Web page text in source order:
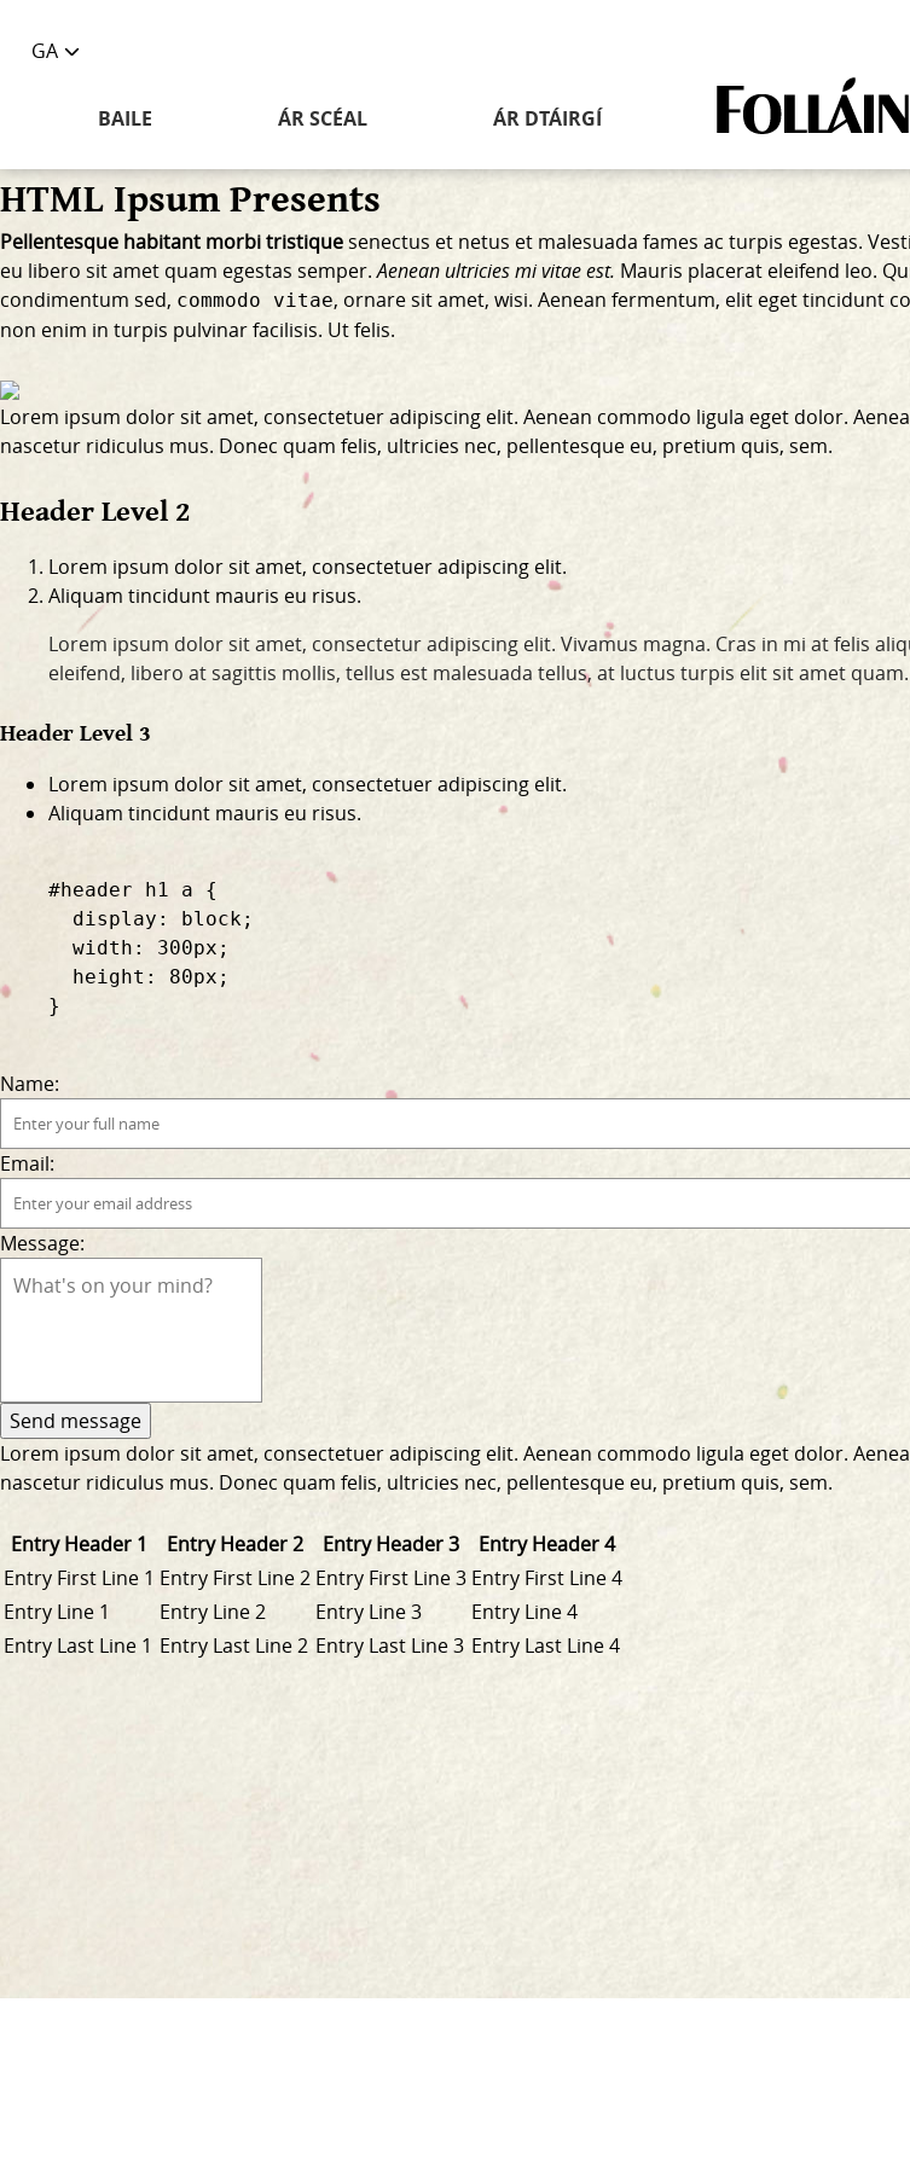
GA
language
BAILE ÁR SCÉAL ÁR DTÁIRGÍ
HTML Ipsum Presents
Pellentesque habitant morbi tristiquesenectus et netus et malesuada fames ac turpis egestas.
eu libero sit amet quam egestas semper.Aenean ultricies mi vitae est. Mauris placerat eleifend leo.
condimentum sed, commodo vitae, ornare sit amet, wisi. Aenean fermentum, elit eget tincidunt
non enim in turpis pulvinar facilisis. Ut felis.
Lorem ipsum dolor sit amet, consectetuer adipiscing elit. Aenean commodo ligula eget dolor.
nascetur ridiculus mus. Donec quam felis, ultricies nec, pellentesque eu, pretium quis, sem.
Header Level 2
Lorem ipsum dolor sit amet, consectetuer adipiscing elit.
Aliquam tincidunt mauris eu risus.
Lorem ipsum dolor sit amet, consectetur adipiscing elit. Vivamus magna. Cras in mi at felis
eleifend, libero at sagittis mollis, tellus est malesuada tellus, at luctus turpis elit sit amet
Header Level 3
Lorem ipsum dolor sit amet, consectetuer adipiscing elit.
Aliquam tincidunt mauris eu risus.
    #header h1 a {
      display: block;
      width: 300px;
      height: 80px;
    }
Name:
Email:
Message:
Lorem ipsum dolor sit amet, consectetuer adipiscing elit. Aenean commodo ligula eget dolor.
nascetur ridiculus mus. Donec quam felis, ultricies nec, pellentesque eu, pretium quis, sem.
Entry Header 1 Entry Header 2 Entry Header 3
Entry Header 4
Entry First Line 1 Entry First Line 2 Entry First Line 3 Entry First Line 4
Entry Line 1
Entry Line 2 Entry Line 3
Entry Line 4
Entry Last Line 1 Entry Last Line 2 Entry Last Line 3 Entry Last Line 4